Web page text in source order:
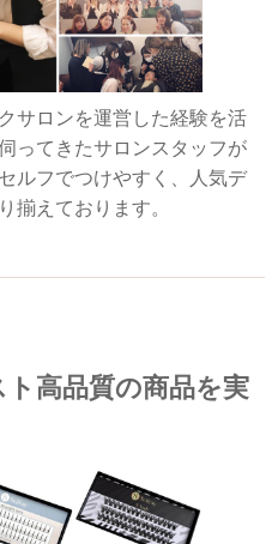
サロンを運営した経験を活
ってきたサロンスタッフが
ルフでつけやすく、人気デ
揃えております。
高品質の商品を実